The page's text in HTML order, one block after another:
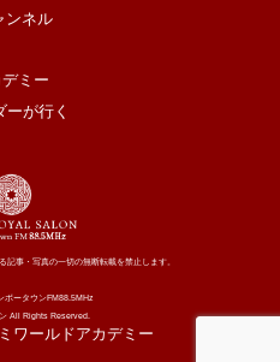
ンネル
ミー
が行く
記事・写真の一切の無断転載を禁止します。
ボータウンFM88.5MHz
All Rights Reserved.
ワールドアカデミー